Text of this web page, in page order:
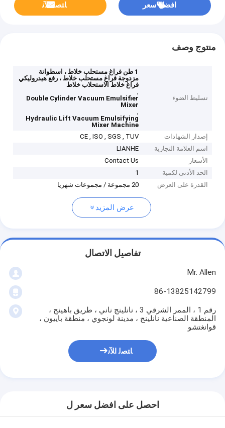
افضل سعر ﺎﺘﺼﻟ ﺍﻶﻧ
منتوج وصف
تسليط الضوء
1 طن فراغ مستحلب خلاط ، اسطوانة
مزدوجة فراغ مستحلب خلاط ، رفع هيدروليكي
فراغ خلاط الاستحلاب خلاط
,
Double Cylinder Vacuum Emulsifier
Mixer
,
Hydraulic Lift Vacuum Emulsifying
Mixer Machine
إصدار الشهادات
CE , ISO , SGS , TUV
اسم العلامة التجارية
LIANHE
الأسعار
Contact Us
الحد الأدنى لكمية
1
القدرة على العرض
20 مجموعة / مجموعات شهريا
عرض المزيد
تفاصيل الاتصال
Mr. Allen
86-13825142799
رقم 1 ، الممر الشرقي 3 ، نانلينج ناني ، طريق باهينج ،
المنطقة الصناعية نانلينج ، مدينة لونجوي ، منطقة باييون ،
قوانغتشو
ﺎﺘﺼﻟ ﺍﻶﻧ
احصل على افضل سعر ل